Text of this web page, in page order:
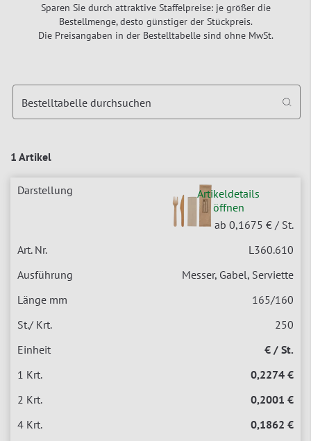
Sparen Sie durch attraktive Staffelpreise: je größer die
Bestellmenge, desto günstiger der Stückpreis.
Die Preisangaben in der Bestelltabelle sind ohne MwSt.
1 Artikel
Bestelltabelle durchsuchen
Artikeldetails
öffnen
ab 0,1675 € / St.
L360.610
Messer, Gabel, Serviette
165/160
250
€ / St.
0,2274 €
0,2001 €
0,1862 €